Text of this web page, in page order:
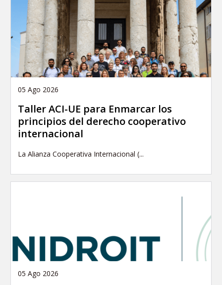
05 Ago 2026
Taller ACI-UE para Enmarcar los
principios del derecho cooperativo
internacional
La Alianza Cooperativa Internacional (...
05 Ago 2026